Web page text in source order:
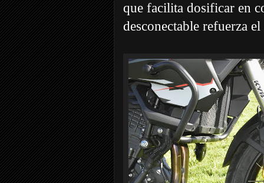
que facilita dosificar en
desconectable refuerza